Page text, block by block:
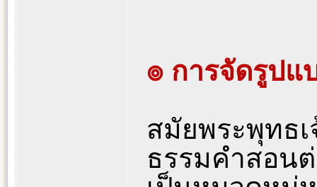
๏ การจัดรูปแ
สมัยพระพุทธ
ธรรมคำสอน